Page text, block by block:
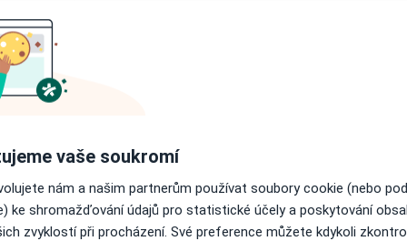
vaše soukromí
nám a našim partnerům používat soubory cookie (nebo
ke shromažďování údajů pro statistické účely a poskytování
zvyklostí při procházení. Své preference můžete kdykoli